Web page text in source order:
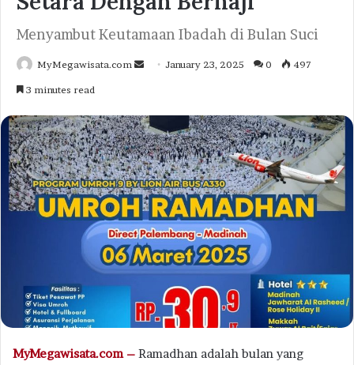
Menyambut Keutamaan Ibadah di Bulan Suci
MyMegawisata.com
SendJanuary 23, 2025 0 497
3 minutes read
MyMegawisata.com – Ramadhan adalah bulan yang